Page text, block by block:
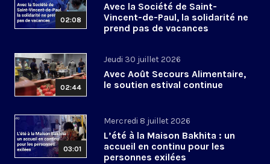
02:08
Avec la Société de Saint-
Vincent-de-Paul, la solidarité ne
prend pas de vacances
02:44
Jeudi 30 juillet 2026
Avec Août Secours Alimentaire,
le soutien estival continue
03:01
Mercredi 8 juillet 2026
L’été à la Maison Bakhita : un
accueil en continu pour les
personnes exilées